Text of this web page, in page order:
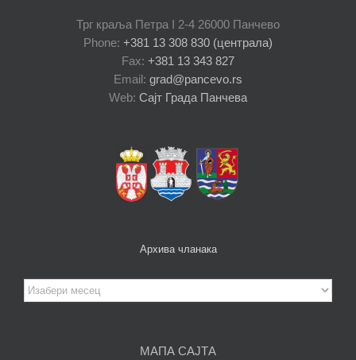
Трг краља Петра I 2-4 26000 Панчево
Phone: +381 13 308 830 (централа)
Fax: +381 13 343 827
Email: grad@pancevo.rs
Web: Сајт Града Панчева
Архива чланака
Архива
чланака
МАПА САЈТА